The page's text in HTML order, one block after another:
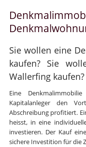
Sie wollen eine
kaufen? Sie
Wallerfing kaufen?
Eine
Kapitalanleger den
Abschreibung profitiert.
heisst, in eine
investieren. Der Kauf
sichere Investition für die